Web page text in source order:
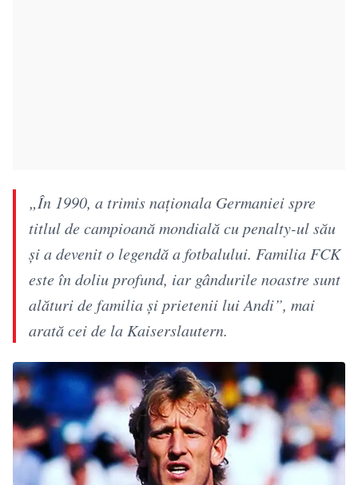
„În 1990, a trimis naționala Germaniei spre
titlul de campioană mondială cu penalty-ul său
și a devenit o legendă a fotbalului. Familia FCK
este în doliu profund, iar gândurile noastre sunt
alături de familia și prietenii lui Andi”, mai
arată cei de la Kaiserslautern.